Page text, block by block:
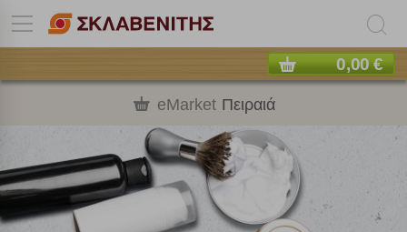
0,00 €
eMarket Πειραιά